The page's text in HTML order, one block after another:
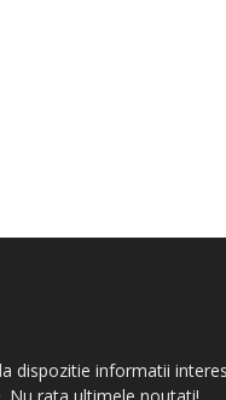
dispozitie informatii